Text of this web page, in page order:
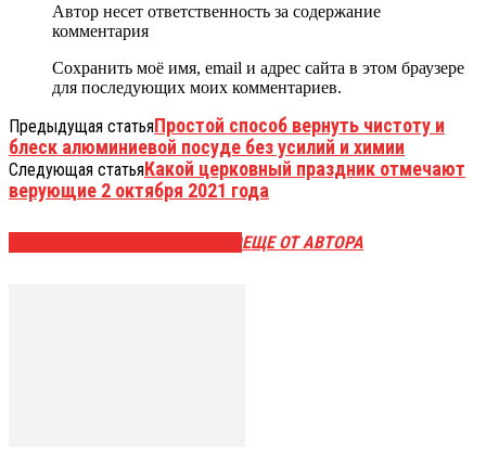
Автор несет ответственность за содержание
комментария
Сохранить моё имя, email и адрес сайта в этом браузере
для последующих моих комментариев.
Предыдущая статьяПростой способ вернуть чистоту и
блеск алюминиевой посуде без усилий и химии
Следующая статьяКакой церковный праздник отмечают
верующие 2 октября 2021 года
ЕЩЕ ОТ АВТОРА